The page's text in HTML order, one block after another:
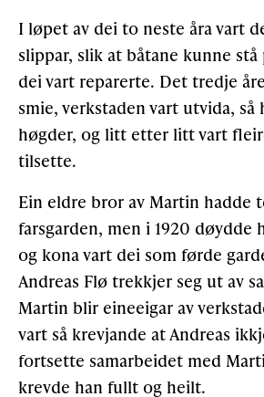
I løpet av dei to neste åra vart
slippar, slik at båtane kunne stå
dei vart reparerte. Det tredje
smie, verkstaden vart utvida,
høgder, og litt etter litt vart
tilsette.
Ein eldre bror av Martin hadde
farsgarden, men i 1920 døydde
og kona vart dei som førde
Andreas Flø trekkjer seg ut av
Martin blir eineeigar av
vart så krevjande at Andreas
fortsette samarbeidet med
krevde han fullt og heilt.